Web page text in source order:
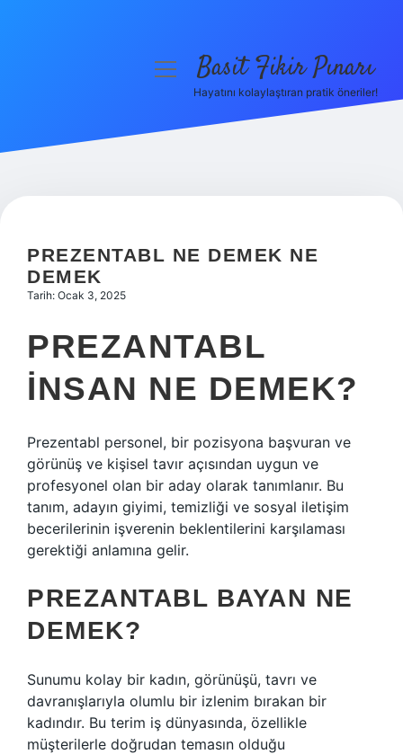
Hakkımızda
menüyüBasit Fikir Pınarı
Hayatını kolaylaştıran pratik öneriler!
PREZENTABL NE DEMEK NE
DEMEK
Tarih: Ocak 3, 2025
PREZANTABL
INSAN NE DEMEK?
Prezentabl personel, bir pozisyona başvuran ve
görünüş ve kişisel tavır açısından uygun ve
profesyonel olan bir aday olarak tanımlanır. Bu
tanım, adayın giyimi, temizliği ve sosyal iletişim
becerilerinin işverenin beklentilerini karşılaması
gerektiği anlamına gelir.
PREZANTABL BAYAN NE
DEMEK?
Sunumu kolay bir kadın, görünüşü, tavrı ve
davranışlarıyla olumlu bir izlenim bırakan bir
kadındır. Bu terim iş dünyasında, özellikle
müşterilerle doğrudan temasın olduğu